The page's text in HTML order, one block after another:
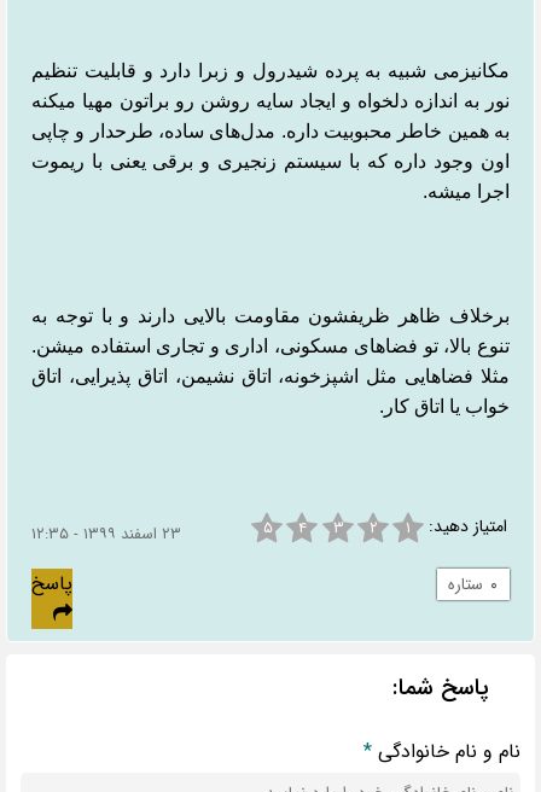
مکانیزمی شبیه به پرده شیدرول و زبرا دارد و قابلیت تنظیم
نور به اندازه دلخواه و ایجاد سایه روشن رو براتون مهیا میکنه
به همین خاطر محبوبیت داره. مدل‌های ساده، طرحدار و چاپی
اون وجود داره که با سیستم زنجیری و برقی یعنی با ریموت
اجرا میشه.
برخلاف ظاهر ظریفشون مقاومت بالایی دارند و با توجه به
تنوع بالا، تو فضاهای مسکونی، اداری و تجاری استفاده میشن.
مثلا فضاهایی مثل اشپزخونه، اتاق نشیمن، اتاق پذیرایی، اتاق
خواب یا اتاق کار.
امتیاز دهید: ۱ ۲ ۳ ۴ ۵ ۲۳ اسفند ۱۳۹۹ - ۱۲:۳۵
ستاره پاسخ
پاسخ شما:
نام و نام خانوادگی*